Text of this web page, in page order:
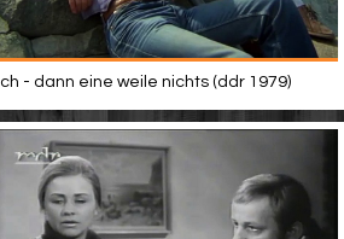
Ich - dann eine weile nichts (ddr 1979)